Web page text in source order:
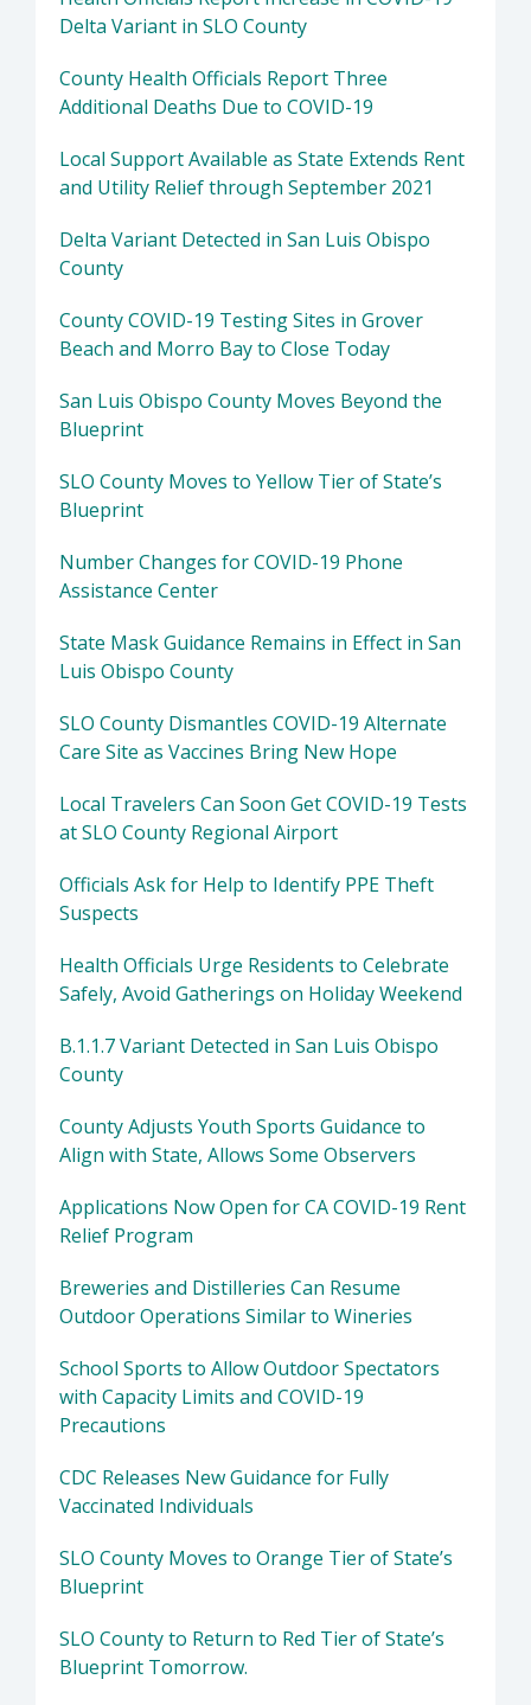
Delta Variant in SLO County
County Health Officials Report Three
Additional Deaths Due to COVID-19
Local Support Available as State Extends Rent
and Utility Relief through September 2021
Delta Variant Detected in San Luis Obispo
County
County COVID-19 Testing Sites in Grover
Beach and Morro Bay to Close Today
San Luis Obispo County Moves Beyond the
Blueprint
SLO County Moves to Yellow Tier of State’s
Blueprint
Number Changes for COVID-19 Phone
Assistance Center
State Mask Guidance Remains in Effect in San
Luis Obispo County
SLO County Dismantles COVID-19 Alternate
Care Site as Vaccines Bring New Hope
Local Travelers Can Soon Get COVID-19 Tests
at SLO County Regional Airport
Officials Ask for Help to Identify PPE Theft
Suspects
Health Officials Urge Residents to Celebrate
Safely, Avoid Gatherings on Holiday Weekend
B.1.1.7 Variant Detected in San Luis Obispo
County
County Adjusts Youth Sports Guidance to
Align with State, Allows Some Observers
Applications Now Open for CA COVID-19 Rent
Relief Program
Breweries and Distilleries Can Resume
Outdoor Operations Similar to Wineries
School Sports to Allow Outdoor Spectators
with Capacity Limits and COVID-19
Precautions
CDC Releases New Guidance for Fully
Vaccinated Individuals
SLO County Moves to Orange Tier of State’s
Blueprint
SLO County to Return to Red Tier of State’s
Blueprint Tomorrow.